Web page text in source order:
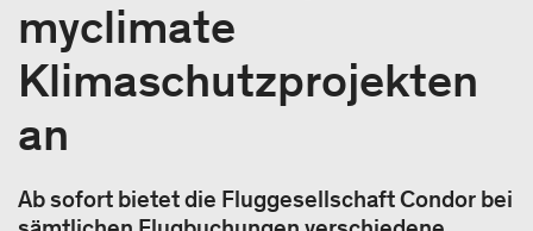
myclimate
Klimaschutzprojekten
an
Ab sofort bietet die Fluggesellschaft Condor bei